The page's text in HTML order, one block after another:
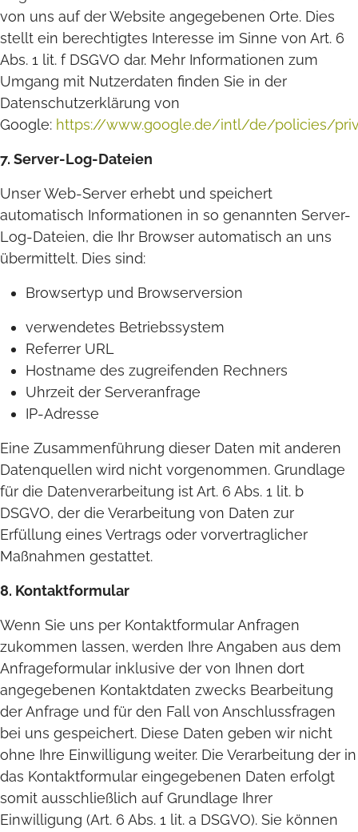
von uns auf der Website angegebenen Orte. Dies
stellt ein berechtigtes Interesse im Sinne von Art. 6
Abs. 1 lit. f DSGVO dar. Mehr Informationen zum
Umgang mit Nutzerdaten finden Sie in der
Datenschutzerklärung von
Google: https://www.google.de/intl/de/policies/
7. Server-Log-Dateien
Unser Web-Server erhebt und speichert
automatisch Informationen in so genannten Server-
Log-Dateien, die Ihr Browser automatisch an uns
übermittelt. Dies sind:
Browsertyp und Browserversion
verwendetes Betriebssystem
Referrer URL
Hostname des zugreifenden Rechners
Uhrzeit der Serveranfrage
IP-Adresse
Eine Zusammenführung dieser Daten mit anderen
Datenquellen wird nicht vorgenommen. Grundlage
für die Datenverarbeitung ist Art. 6 Abs. 1 lit. b
DSGVO, der die Verarbeitung von Daten zur
Erfüllung eines Vertrags oder vorvertraglicher
Maßnahmen gestattet.
8. Kontaktformular
Wenn Sie uns per Kontaktformular Anfragen
zukommen lassen, werden Ihre Angaben aus dem
Anfrageformular inklusive der von Ihnen dort
angegebenen Kontaktdaten zwecks Bearbeitung
der Anfrage und für den Fall von Anschlussfragen
bei uns gespeichert. Diese Daten geben wir nicht
ohne Ihre Einwilligung weiter. Die Verarbeitung der in
das Kontaktformular eingegebenen Daten erfolgt
somit ausschließlich auf Grundlage Ihrer
Einwilligung (Art. 6 Abs. 1 lit. a DSGVO). Sie können